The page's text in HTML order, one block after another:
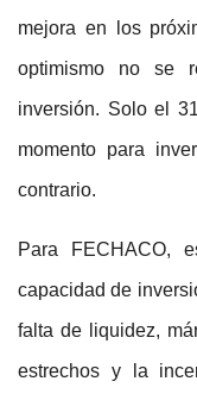
mejora en los
optimismo no se
inversión. Solo el
momento para
contrario.
Para FECHACO,
capacidad de
falta de liquidez,
estrechos y la